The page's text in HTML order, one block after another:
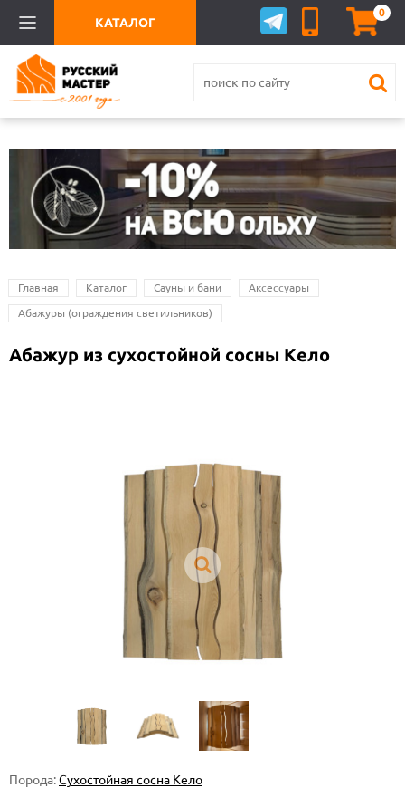
0
КАТАЛОГ
Главная Каталог Сауны и бани Аксессуары
Абажуры (ограждения светильников)
Абажур из сухостойной сосны Кело
Порода:Сухостойная сосна Кело